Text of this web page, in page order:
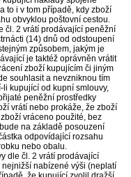
to i v tom případě, kdy zboží
obvyklou poštovní cestou.
čl. 2 vrátí prodávající peněžní
(14) dnů od odstoupení
způsobem, jakým je
je taktéž oprávněn vrátit
zboží kupujícím či jiným
souhlasit a nevzniknou tím
kupující od kupní smlouvy,
peněžní prostředky
vrátí nebo prokáže, že zboží
vráceno použité, bez
na základě posouzení
odpovídající rozsahu
nebo obalu.
dle čl. 2 vrátí prodávající
nabízené výši (neplatí